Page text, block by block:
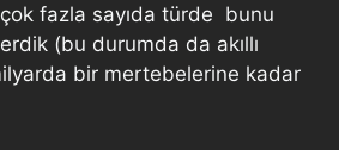
fazla sayıda türde bunu
(bu durumda da akıllı
bir mertebelerine kadar